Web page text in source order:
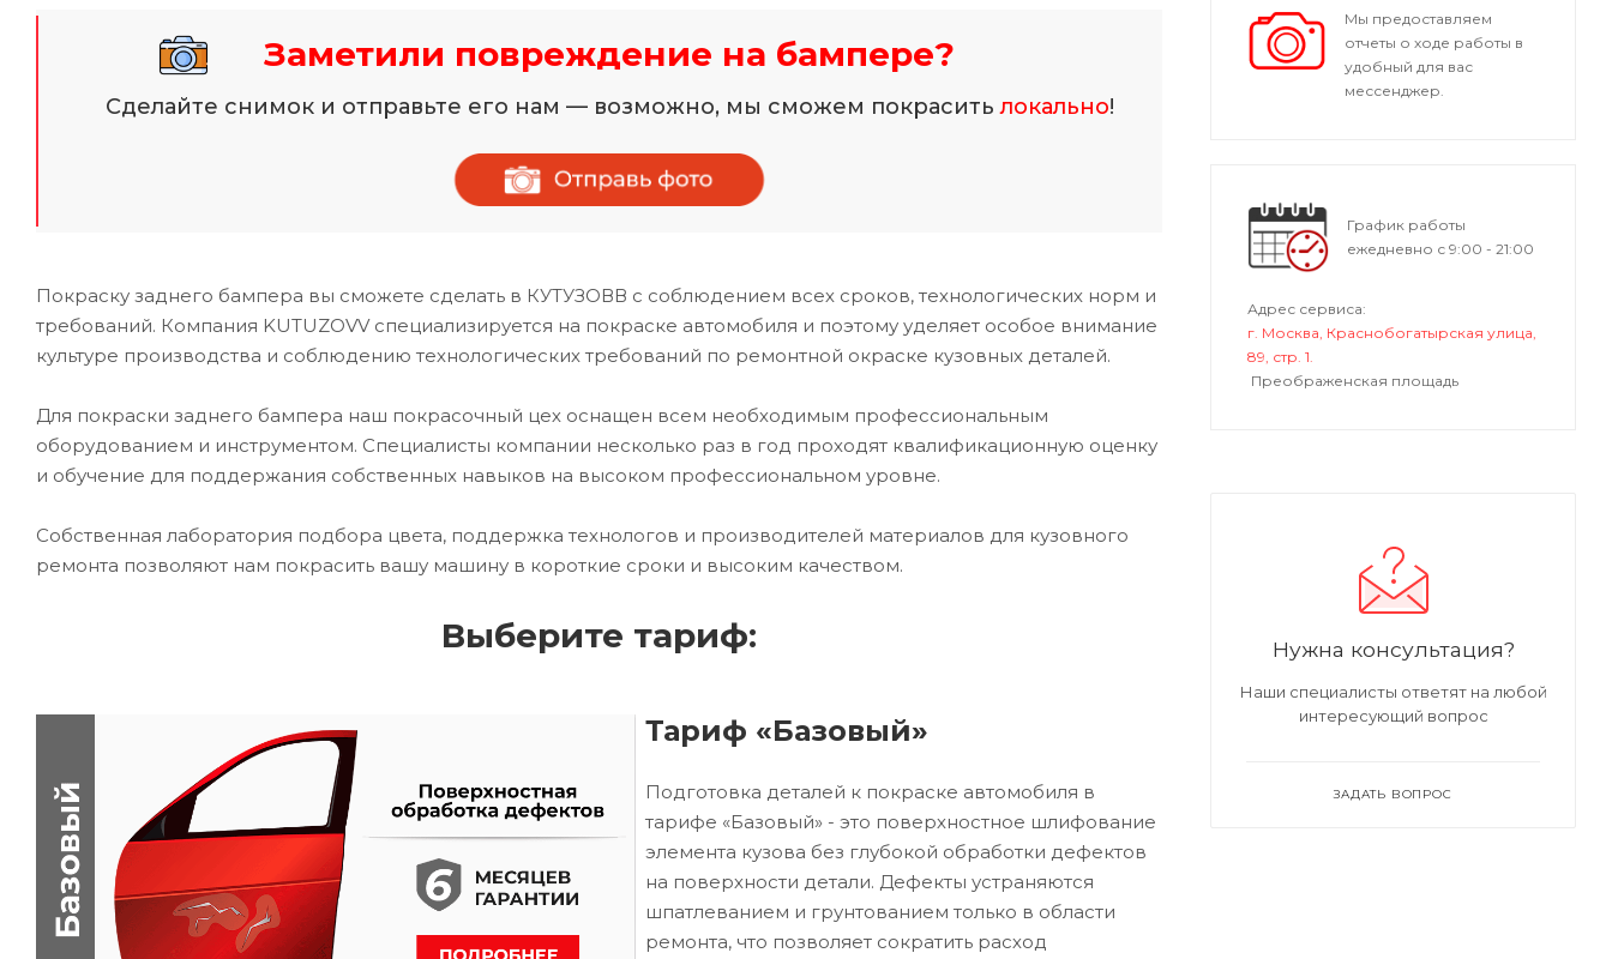
Заметили повреждение на бампере?
Сделайте снимок и отправьте его нам — возможно, мы сможем покраситьлокально!
Покраску заднего бампера вы сможете сделать в КУТУЗОВВ с соблюдением всех сроков, технологических норм и
требований. Компания KUTUZOVV специализируется на покраске автомобиля и поэтому уделяет особое внимание
культуре производства и соблюдению технологических требований по ремонтной окраске кузовных деталей.
Для покраски заднего бампера наш покрасочный цех оснащен всем необходимым профессиональным
оборудованием и инструментом. Специалисты компании несколько раз в год проходят квалификационную оценку
и обучение для поддержания собственных навыков на высоком профессиональном уровне.
Собственная лаборатория подбора цвета, поддержка технологов и производителей материалов для кузовного
ремонта позволяют нам покрасить вашу машину в короткие сроки и высоким качеством.
Выберите тариф:
Тариф «Базовый»
Подготовка деталей к покраске автомобиля в
тарифе «Базовый» - это поверхностное шлифование
элемента кузова без глубокой обработки дефектов
на поверхности детали. Дефекты устраняются
шпатлеванием и грунтованием только в области
ремонта, что позволяет сократить расход
Мы предоставляем
отчеты о ходе работы в
удобный для вас
мессенджер.
График работы
ежедневно с 9:00 - 21:00
Адрес сервиса:
г. Москва, Краснобогатырская улица,
89, стр. 1.
Преображенская площадь
Нужна консультация?
Наши специалисты ответят на любой
интересующий вопрос
ЗАДАТЬ ВОПРОС